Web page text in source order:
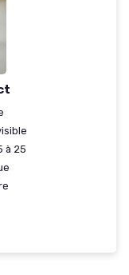
à 25